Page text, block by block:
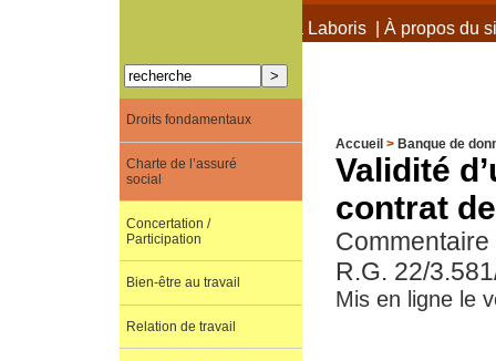
À propos de Terra Laboris| À propos du
Accueil > Banque de
Validité
contrat
R.G. 22/
Mis en ligne le
Droits fondamentaux
Charte de l’assuré
social
Concertation /
Participation
Bien-être au travail
Relation de travail